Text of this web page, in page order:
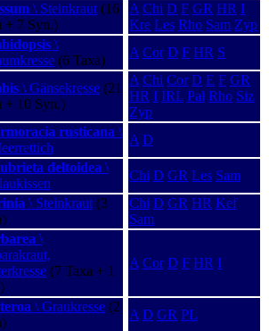
\ Steinkraut (16
+ 7 Syn.)
A Chi D F GR HR I
Kre Les Rho Sam Zyp
\
(6 Taxa)
A Cor D F HR S
\ Gänsekresse (21
+ 10 Syn.)
A Chi Cor D E F GR
HR I IRL Pal Rho Siz
Zyp
rusticana \
A D
deltoidea \
Chi D GR Les Sam
\ Steinkraut (3
Chi D GR HR Kef
Sam
\
(7 Taxa + 1
A Cor D F HR I
\ Graukresse (2
A D GR PL